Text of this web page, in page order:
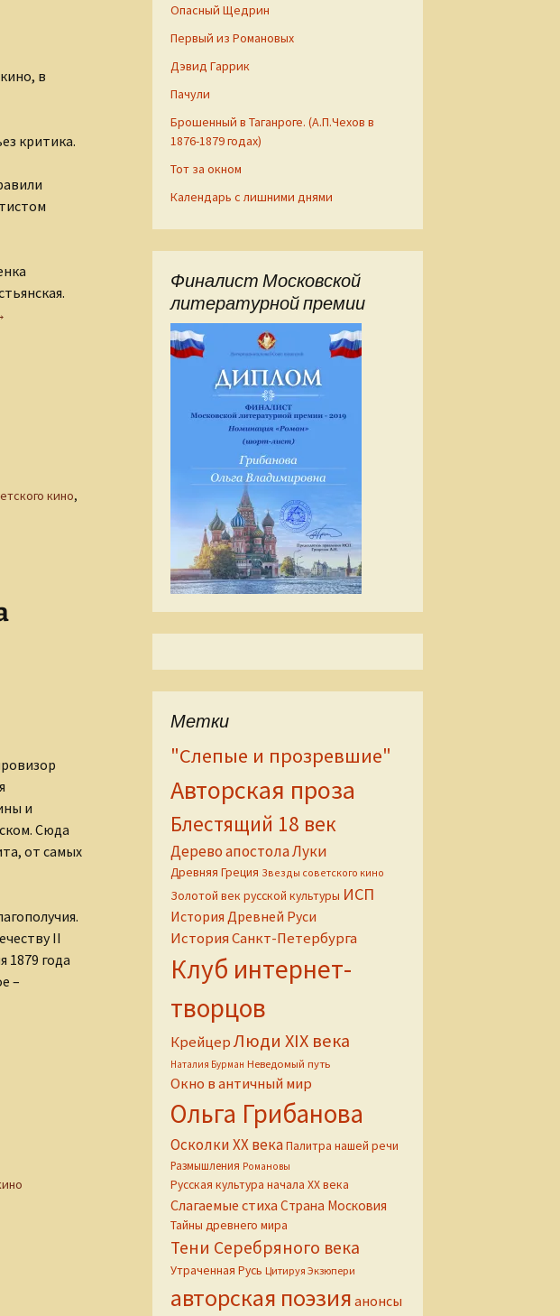
иконы
начинается
Московия
в
критика.
Быков
кино,
и
Сюда
от самых
II
1879 года
–
звезда Голливуда (Алла Назимова)
Опасный Щедрин
Первый из Романовых
Дэвид Гаррик
Пачули
Брошенный в Таганроге. (А.П.Чехов в
1876-1879 годах)
Тот за окном
Календарь с лишними днями
Финалист Московской
литературной премии
Метки
"Слепые и прозревшие"
Авторская проза
Блестящий 18 век
Дерево апостола Луки
Древняя Греция Звезды советского кино
Золотой век русской культуры ИСП
История Древней Руси
История Санкт-Петербурга
Клуб интернет-
творцов
КрейцерЛюди XIX века
Наталия Бурман Неведомый путь
Окно в античный мир
Ольга Грибанова
Осколки ХХ векаПалитра нашей речи
Размышления Романовы
Русская культура начала ХХ века
Слагаемые стиха Страна Московия
Тайны древнего мира
Тени Серебряного века
Утраченная Русь Цитируя Экзюпери
авторская поэзия анонсы